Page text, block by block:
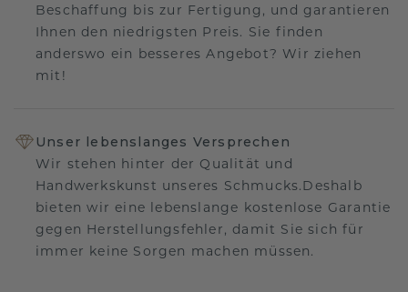
Beschaffung bis zur Fertigung, und garantieren
Ihnen den niedrigsten Preis. Sie finden
anderswo ein besseres Angebot? Wir ziehen
mit!
Unser lebenslanges Versprechen
Wir stehen hinter der Qualität und
Handwerkskunst unseres Schmucks.Deshalb
bieten wir eine lebenslange kostenlose Garantie
gegen Herstellungsfehler, damit Sie sich für
immer keine Sorgen machen müssen.